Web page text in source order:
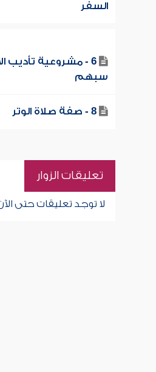
السفر
6 - مشروعية تأديب
سبهم
8 - صفة صلاة الوتر
تعليقات الزوار
لا توجد تعليقات حتى